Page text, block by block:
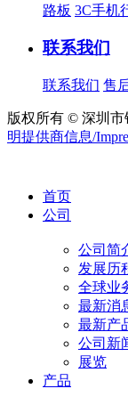
路板 3C手机
联系我们
联系我们 售
版权所有 © 深圳市
明提供商信息/
首页
公司
公司简
发展历
全球业
最新消
最新产
公司新
展览
产品